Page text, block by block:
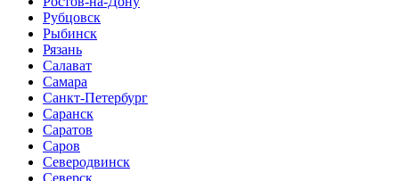
Рубцовск
Рыбинск
Рязань
Салават
Самара
Санкт-Петербург
Саранск
Саратов
Саров
Северодвинск
Северск